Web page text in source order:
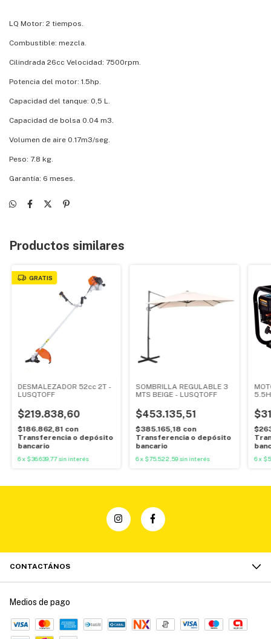
LQ Motor: 2 tiempos.
Combustible: mezcla.
Cilindrada 26cc Velocidad: 7500rpm.
Potencia del motor: 1.5hp.
Capacidad del tanque: 0,5 L.
Capacidad de bolsa 0.04 m3.
Volumen de aire 0.17m3/seg.
Peso: 7.8 kg.
Garantía: 6 meses.
Productos similares
GRATIS
DESMALEZADOR 52cc 2T -
LUSQTOFF
$219.838,60
$186.862,81 con
Transferencia o depósito
bancario
6x $36.639,77 sin interés
SOMBRILLA REGULABLE 3
MTS BEIGE - LUSQTOFF
$453.135,51
$385.165,18 con
Transferencia o depósito
bancario
6x $75.522,59 sin interés 6x
CONTACTÁNOS
Medios de pago